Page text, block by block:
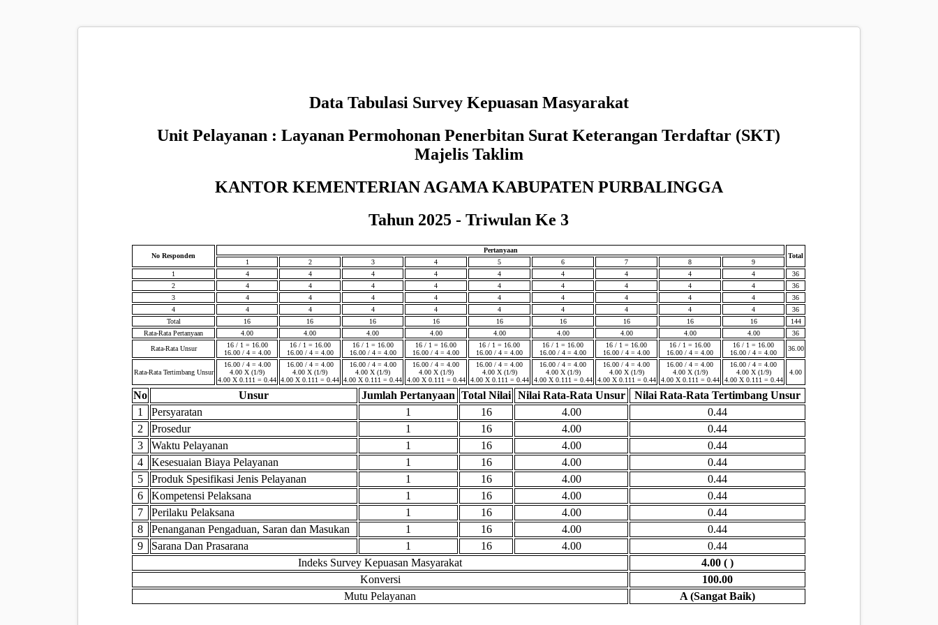
Data Tabulasi Survey Kepuasan Masyarakat
Unit Pelayanan : Layanan Permohonan Penerbitan Surat Keterangan Terdaftar (SKT)
Majelis Taklim
KANTOR KEMENTERIAN AGAMA KABUPATEN PURBALINGGA
Tahun 2025 - Triwulan Ke 3
No Responden
Pertanyaan
Total
1
2 3 4 5 6 7 8
9
1
4 4 4 4 4 4 4 4 4
36
2
4 4 4 4 4 4 4 4 4
36
3
4 4 4 4 4 4 4 4 4
36
4
4 4 4 4 4 4 4 4 4
36
Total
16 16 16 16 16 16 16 16 16
144
Rata-Rata Pertanyaan
4.00 4.00 4.00 4.00 4.00 4.00 4.00 4.00 4.00
36
Rata-Rata Unsur
16 / 1 = 16.00
16.00 / 4 = 4.00
16 / 1 = 16.00
16.00 / 4 = 4.00
16 / 1 = 16.00
16.00 / 4 = 4.00
16 / 1 = 16.00
16.00 / 4 = 4.00
16 / 1 = 16.00
16.00 / 4 = 4.00
16 / 1 = 16.00
16.00 / 4 = 4.00
16 / 1 = 16.00
16.00 / 4 = 4.00
16 / 1 = 16.00
16.00 / 4 = 4.00
16 / 1 = 16.00
16.00 / 4 = 4.00
36.00
Rata-Rata Tertimbang Unsur
16.00 / 4 = 4.00
4.00 X (1/9)
4.00 X 0.111 = 0.44
16.00 / 4 = 4.00
4.00 X (1/9)
4.00 X 0.111 = 0.44
16.00 / 4 = 4.00
4.00 X (1/9)
4.00 X 0.111 = 0.44
16.00 / 4 = 4.00
4.00 X (1/9)
4.00 X 0.111 = 0.44
16.00 / 4 = 4.00
4.00 X (1/9)
4.00 X 0.111 = 0.44
16.00 / 4 = 4.00
4.00 X (1/9)
4.00 X 0.111 = 0.44
16.00 / 4 = 4.00
4.00 X (1/9)
4.00 X 0.111 = 0.44
16.00 / 4 = 4.00
4.00 X (1/9)
4.00 X 0.111 = 0.44
16.00 / 4 = 4.00
4.00 X (1/9)
4.00 X 0.111 = 0.44
4.00
No Unsur Jumlah Pertanyaan Total Nilai Nilai Rata-Rata Unsur
Nilai Rata-Rata Tertimbang Unsur
1
Persyaratan 1 16 4.00
0.44
2
Prosedur 1 16 4.00
0.44
3
Waktu Pelayanan 1 16 4.00
0.44
4
Kesesuaian Biaya Pelayanan 1 16 4.00
0.44
5
Produk Spesifikasi Jenis Pelayanan 1 16 4.00
0.44
6
Kompetensi Pelaksana 1 16 4.00
0.44
7
Perilaku Pelaksana 1 16 4.00
0.44
8
Penanganan Pengaduan, Saran dan Masukan 1 16 4.00
0.44
9
Sarana Dan Prasarana 1 16 4.00
0.44
Indeks Survey Kepuasan Masyarakat
4.00 ( )
Konversi
100.00
Mutu Pelayanan
A (Sangat Baik)